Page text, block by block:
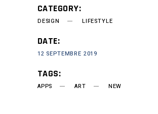
CATEGORY:
DESIGN LIFESTYLE
DATE:
12 SEPTEMBRE 2019
TAGS:
APPS ART NEW